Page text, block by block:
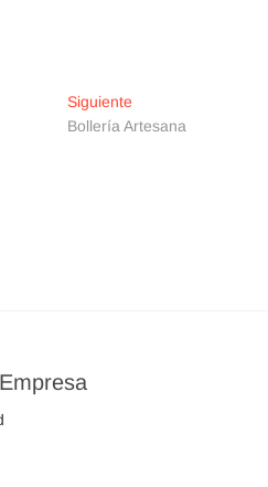
Siguiente
siguiente:
Bollería Artesana